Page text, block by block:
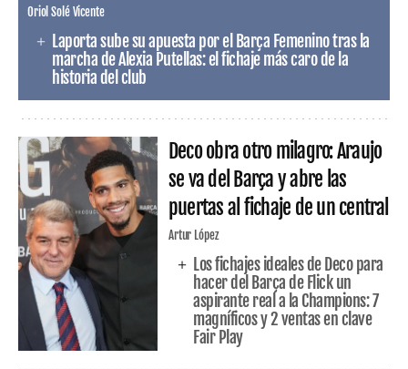
Oriol Solé Vicente
Laporta sube su apuesta por el Barça Femenino tras la
marcha de Alexia Putellas: el fichaje más caro de la
historia del club
Deco obra otro milagro: Araujo
se va del Barça y abre las
puertas al fichaje de un central
Artur López
Los fichajes ideales de Deco para
hacer del Barça de Flick un
aspirante real a la Champions: 7
magníficos y 2 ventas en clave
Fair Play